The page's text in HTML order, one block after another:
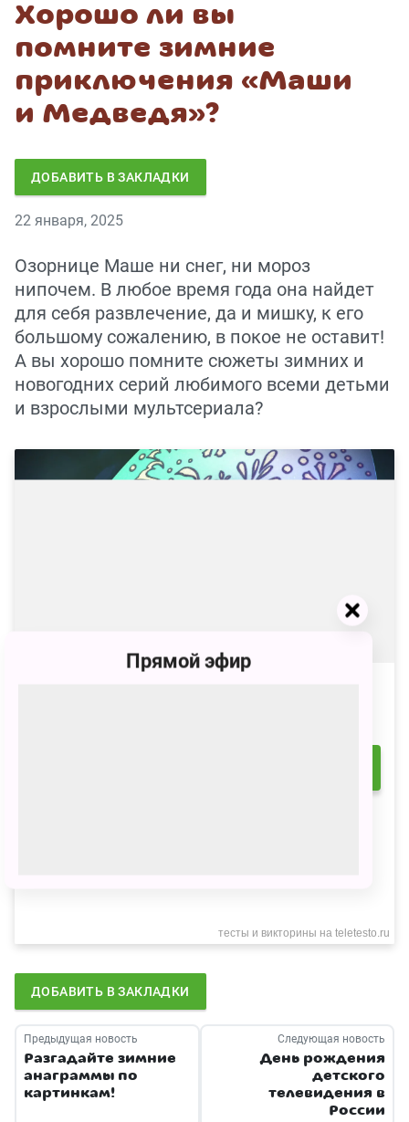
Хорошо ли вы
помните зимние
приключения «Маши
и Медведя»?
ДОБАВИТЬ В ЗАКЛАДКИ
22 января, 2025
Озорнице Маше ни снег, ни мороз
нипочем. В любое время года она найдет
для себя развлечение, да и мишку, к его
большому сожалению, в покое не оставит!
А вы хорошо помните сюжеты зимних и
новогодних серий любимого всеми детьми
и взрослыми мультсериала?
ДОБАВИТЬ В ЗАКЛАДКИ
Предыдущая новость
Разгадайте зимние
анаграммы по
картинкам!
Следующая новость
День рождения
детского
телевидения в
России
Прямой эфир